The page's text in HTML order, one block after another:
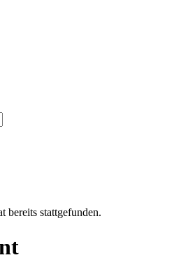
bereits stattgefunden.